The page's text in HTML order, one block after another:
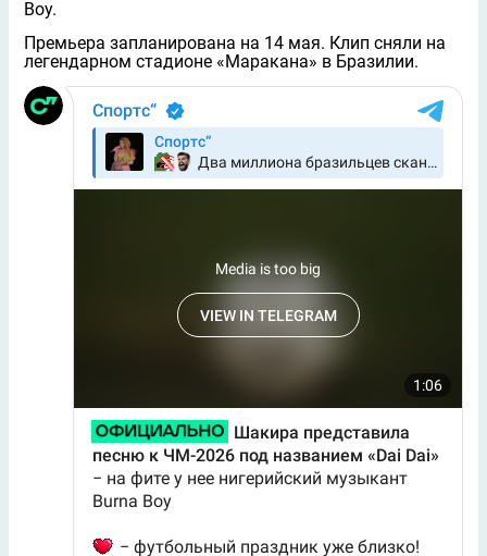
Boy.
Премьера запланирована на 14 мая. Клип сняли на
легендарном стадионе «Маракана» в Бразилии.